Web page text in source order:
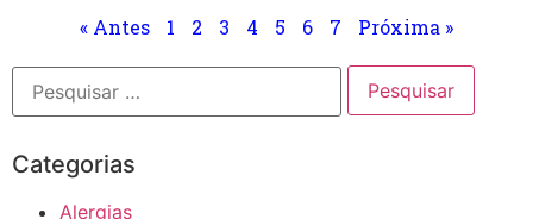
« Antes 1 2 3 4 5 6 7 Próxima »
Categorias
Alergias